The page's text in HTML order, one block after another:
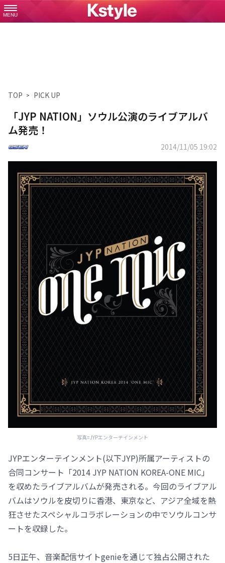
MENU
TOP PICK UP
「JYP NATION」ソウル公演のライブアルバ
ム発売！
2014/11/05 19:02
写真=JYPエンターテインメント
JYPエンターテインメント(以下JYP)所属アーティストの
合同コンサート「2014 JYP NATION KOREA-ONE MIC」
を収めたライブアルバムが発売される。今回のライブアル
バムはソウルを皮切りに香港、東京など、アジア全域を熱
狂させたスペシャルコラボレーションの中でソウルコンサ
ートを収録した。
5日正午、音楽配信サイトgenieを通じて独占公開された